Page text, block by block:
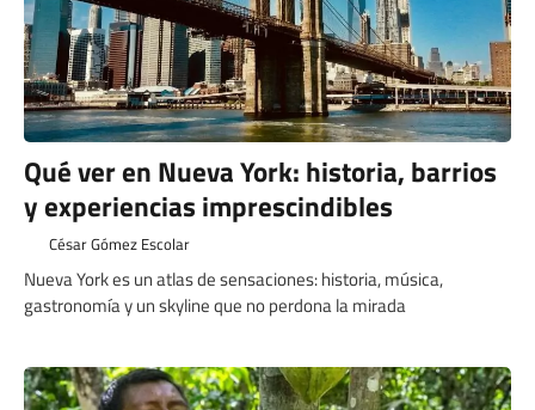
Qué ver en Nueva York: historia, barrios
y experiencias imprescindibles
César Gómez Escolar
Nueva York es un atlas de sensaciones: historia, música,
gastronomía y un skyline que no perdona la mirada